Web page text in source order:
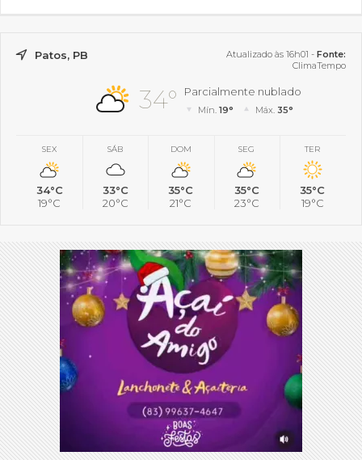
Patos, PB Atualizado às 16h01 - Fonte:
ClimaTempo
34° Parcialmente nublado
Mín.19° Máx. 35°
SEX
34°C
19°C
SÁB
33°C
20°C
DOM
35°C
21°C
SEG
35°C
23°C
TER
35°C
19°C